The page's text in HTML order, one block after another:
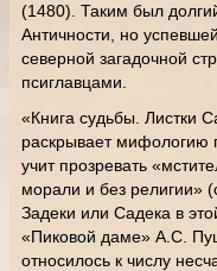
(1480). Таким был
Античности, но
северной загадочной
псиглавцами.
«Книга судьбы. Листки
раскрывает мифологию
учит прозревать
морали и без религии»
Задеки или Садека в
«Пиковой даме» А.С.
относилось к числу